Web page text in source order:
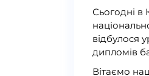
Сьогодні в
відбулося
дипломів
Вітаємо